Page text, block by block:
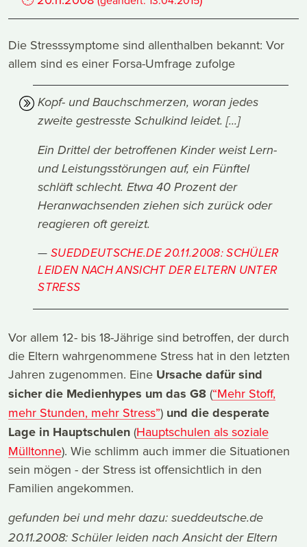
Die Stresssymptome sind allenthalben bekannt: Vor
allem sind es einer Forsa-Umfrage zufolge
Kopf- und Bauchschmerzen, woran jedes
zweite gestresste Schulkind leidet. [...]
Ein Drittel der betroffenen Kinder weist Lern-
und Leistungsstörungen auf, ein Fünftel
schläft schlecht. Etwa 40 Prozent der
Heranwachsenden ziehen sich zurück oder
reagieren oft gereizt.
SUEDDEUTSCHE.DE 20.11.2008: SCHÜLER
LEIDEN NACH ANSICHT DER ELTERN UNTER
STRESS
Vor allem 12- bis 18-Jährige sind betroffen, der durch
die Eltern wahrgenommene Stress hat in den letzten
Jahren zugenommen. Eine Ursache dafür sind
sicher die Medienhypes um das G8 (“Mehr Stoff,
mehr Stunden, mehr Stress”) und die desperate
Lage in Hauptschulen (Hauptschulen als soziale
Mülltonne). Wie schlimm auch immer die Situationen
sein mögen - der Stress ist offensichtlich in den
Familien angekommen.
gefunden bei und mehr dazu: sueddeutsche.de
20.11.2008: Schüler leiden nach Ansicht der Eltern